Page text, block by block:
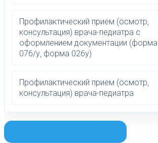
Профилактический прием (осмотр,
консультация) врача-педиатра с
оформлением документации (форма
076/у, форма 026у)
Профилактический прием (осмотр,
консультация) врача-педиатра